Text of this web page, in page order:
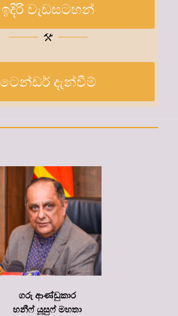
ඉදිරි වැඩසටහන්
ටෙන්ඩර් දැන්වීම්
ගරු ආණ්ඩුකාර
හනීෆ් යූසුෆ් මහතා